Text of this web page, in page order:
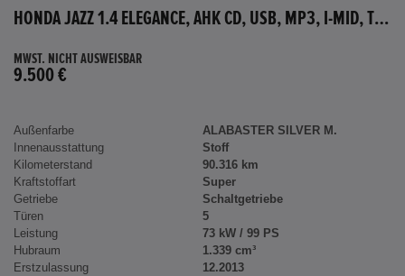
HONDA JAZZ 1.4 ELEGANCE, AHK CD, USB, MP3, I-MID, TEMPOMAT, AUX-IN
MWST. NICHT AUSWEISBAR
9.500 €
Außenfarbe
ALABASTER SILVER M.
Innenausstattung
Stoff
Kilometerstand
90.316 km
Kraftstoffart
Super
Getriebe
Schaltgetriebe
Türen
5
Leistung
73 kW / 99 PS
Hubraum
1.339 cm³
Erstzulassung
12.2013